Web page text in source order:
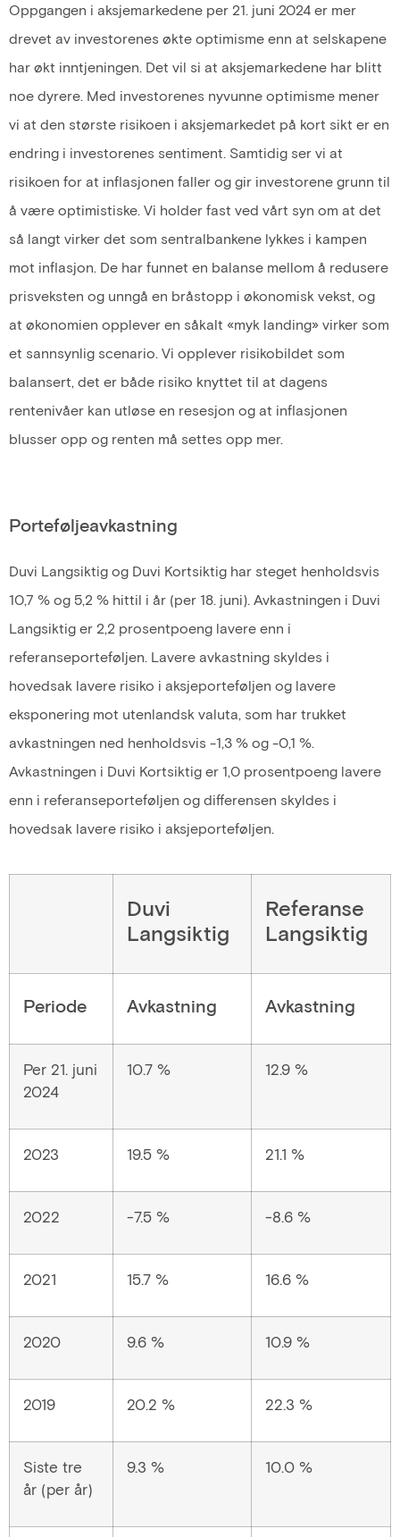
Oppgangen i aksjemarkedene per 21. juni 2024 er mer
drevet av investorenes økte optimisme enn at selskapene
har økt inntjeningen. Det vil si at aksjemarkedene har blitt
noe dyrere. Med investorenes nyvunne optimisme mener
vi at den største risikoen i aksjemarkedet på kort sikt er en
endring i investorenes sentiment. Samtidig ser vi at
risikoen for at inflasjonen faller og gir investorene grunn til
å være optimistiske. Vi holder fast ved vårt syn om at det
så langt virker det som sentralbankene lykkes i kampen
mot inflasjon. De har funnet en balanse mellom å redusere
prisveksten og unngå en bråstopp i økonomisk vekst, og
at økonomien opplever en såkalt «myk landing» virker som
et sannsynlig scenario. Vi opplever risikobildet som
balansert, det er både risiko knyttet til at dagens
rentenivåer kan utløse en resesjon og at inflasjonen
blusser opp og renten må settes opp mer.
Porteføljeavkastning
Duvi Langsiktig og Duvi Kortsiktig har steget henholdsvis
10,7 % og 5,2 % hittil i år (per 18. juni). Avkastningen i Duvi
Langsiktig er 2,2 prosentpoeng lavere enn i
referanseporteføljen. Lavere avkastning skyldes i
hovedsak lavere risiko i aksjeporteføljen og lavere
eksponering mot utenlandsk valuta, som har trukket
avkastningen ned henholdsvis -1,3 % og -0,1 %.
Avkastningen i Duvi Kortsiktig er 1,0 prosentpoeng lavere
enn i referanseporteføljen og differensen skyldes i
hovedsak lavere risiko i aksjeporteføljen.
Duvi
Langsiktig
Referanse
Langsiktig
Periode Avkastning Avkastning
Per 21. juni
2024
10.7 % 12.9 %
2023 19.5 % 21.1 %
2022 -7.5 % -8.6 %
2021 15.7 % 16.6 %
2020 9.6 % 10.9 %
2019 20.2 % 22.3 %
Siste tre
år (per år)
9.3 % 10.0 %